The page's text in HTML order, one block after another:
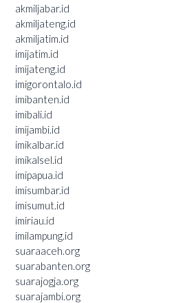
akmiljabar.id
akmiljateng.id
akmiljatim.id
imijatim.id
imijateng.id
imigorontalo.id
imibanten.id
imibali.id
imijambi.id
imikalbar.id
imikalsel.id
imipapua.id
imisumbar.id
imisumut.id
imiriau.id
imilampung.id
suaraaceh.org
suarabanten.org
suarajogja.org
suarajambi.org